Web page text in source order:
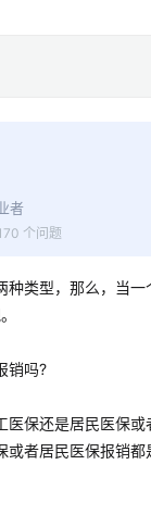
者
个问题
种类型，那么，当
销吗?
医保还是居民医保
或者居民医保报销